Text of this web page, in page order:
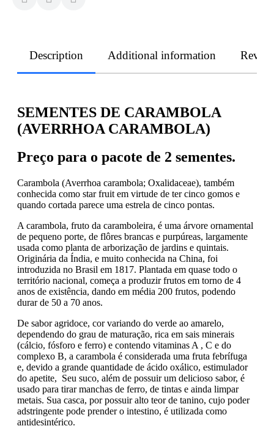
Description Additional information
SEMENTES DE CARAMBOLA
(AVERRHOA CARAMBOLA)
Preço para o pacote de 2 sementes.
Carambola (Averrhoa carambola; Oxalidaceae), também
conhecida como star fruit em virtude de ter cinco gomos e
quando cortada parece uma estrela de cinco pontas.
A carambola, fruto da caramboleira, é uma árvore ornamental
de pequeno porte, de flôres brancas e purpúreas, largamente
usada como planta de arborização de jardins e quintais.
Originária da Índia, e muito conhecida na China, foi
introduzida no Brasil em 1817. Plantada em quase todo o
território nacional, começa a produzir frutos em torno de 4
anos de existência, dando em média 200 frutos, podendo
durar de 50 a 70 anos.
De sabor agridoce, cor variando do verde ao amarelo,
dependendo do grau de maturação, rica em sais minerais
(cálcio, fósforo e ferro) e contendo vitaminas A , C e do
complexo B, a carambola é considerada uma fruta febrífuga
e, devido a grande quantidade de ácido oxálico, estimulador
do apetite, Seu suco, além de possuir um delicioso sabor, é
usado para tirar manchas de ferro, de tintas e ainda limpar
metais. Sua casca, por possuir alto teor de tanino, cujo poder
adstringente pode prender o intestino, é utilizada como
antidesintérico.